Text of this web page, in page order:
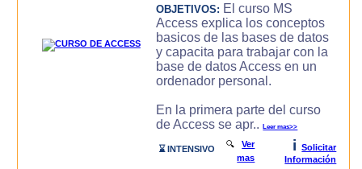
OBJETIVOS: El curso MS
Access explica los conceptos
basicos de las bases de datos
y capacita para trabajar con la
base de datos Access en un
ordenador personal.
En la primera parte del curso
de Access se apr..Leer mas>>
⌛ INTENSIVO 🔍Ver
mas
i
Solicitar
Información